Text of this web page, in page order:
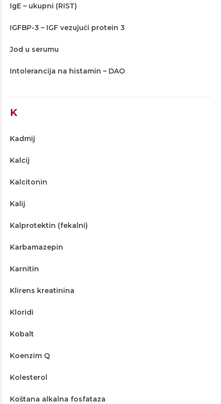
IgE – ukupni (RIST)
IGFBP-3 – IGF vezujući protein 3
Jod u serumu
Intolerancija na histamin – DAO
K
Kadmij
Kalcij
Kalcitonin
Kalij
Kalprotektin (fekalni)
Karbamazepin
Karnitin
Klirens kreatinina
Kloridi
Kobalt
Koenzim Q
Kolesterol
Koštana alkalna fosfataza